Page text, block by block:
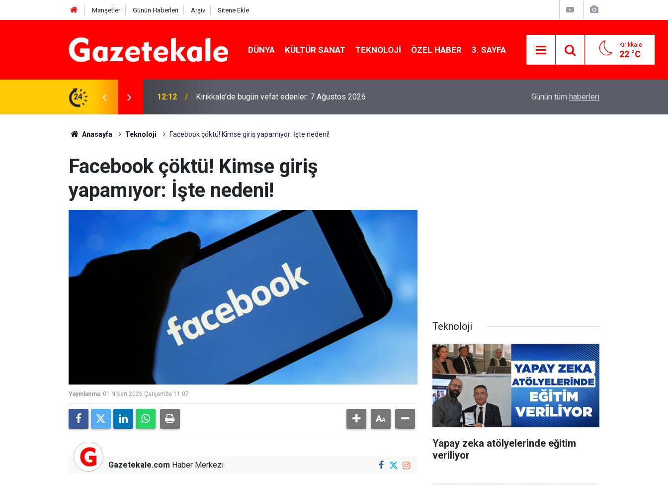
Manşetler Günün Haberleri Arşiv Sitene Ekle
DÜNYA KÜLTÜR SANAT TEKNOLOJI ÖZEL HABER 3. SAYFA Kırıkkale
22 °C
24
karşı denetimler artırıldı 12:12 Kırıkkale’de bugün vefat edenler: 7 Ağustos 2026 MKE’nin Yerli Savunma Teknolojileri Dünya
Günün tüm haberleri
Anasayfa Teknoloji Facebook çöktü! Kimse giriş yapamıyor: İşte nedeni!
Facebook çöktü! Kimse giriş
yapamıyor: İşte nedeni!
Yayınlanma: 01 Nisan 2026 Çarşamba 11:07
Gazetekale.com Haber Merkezi
Teknoloji
Yapay zeka atölyelerinde eğitim
veriliyor